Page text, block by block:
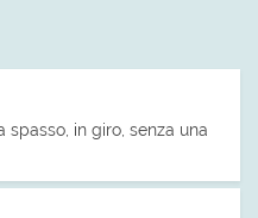
spasso, in giro, senza una